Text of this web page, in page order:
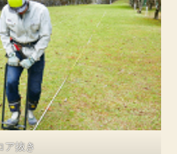
ア抜き